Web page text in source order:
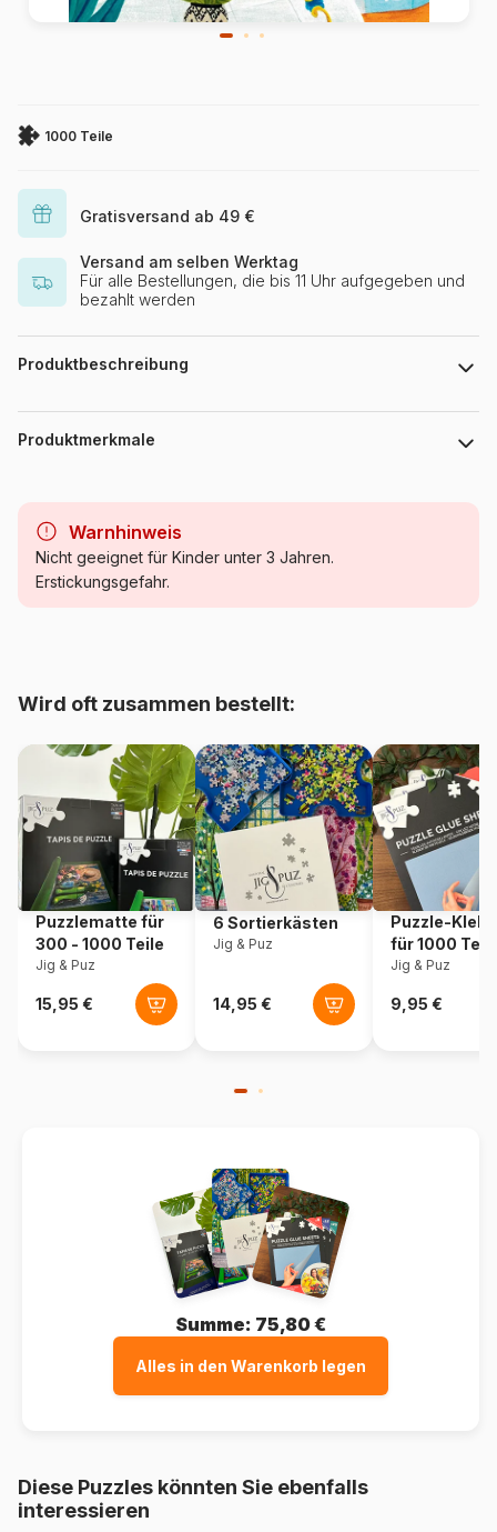
1000 Teile
Gratisversand ab 49 €
Versand am selben Werktag
Für alle Bestellungen, die bis 11 Uhr aufgegeben und
bezahlt werden
Produktbeschreibung
Nolwenn Studio
Produktmerkmale
Kategorie
Puzzle Traumstrände und
Herkunft Frankreich
Artikelnummer Pieces-Peace-F-00121
EAN 3667232001211
Teileanzahl 1000 Teile
Maße 69 x 48 cm
Warnhinweis
Nicht geeignet für Kinder unter 3 Jahren.
Erstickungsgefahr.
Wird oft zusammen bestellt:
Puzzlematte für
300 - 1000 Teile
Jig & Puz
6 Sortierkästen
Jig & Puz
Puzzle-
für 1000
Jig & Puz
Summe: 75,80 €
Alles in den Warenkorb legen
Diese Puzzles könnten Sie ebenfalls
interessieren